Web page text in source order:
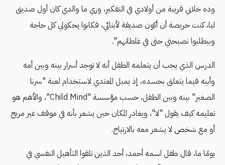
وده خلاني قريبة من أولادي في التفكير، وزي ما والدي كان أول صديق
ليا، كنت حريصة أن أكون صديقة لأبنائي، فكانوا يحكولي كل حاجة
وبيطلبوا نصيحتي حتى في غلطاتهم".
الدرس الذي يجب أن يتعلمه الطفل أنه لا توجد أسرار بينه وبين أمه
وأبيه فيما يتعلق بجسده، إذ يميل المعتدي لاستخدام لعبة "سرنا
الصغير" بينه وبين الطفل، حسب مؤسسة "Child Mind"، والأهم هو
تعليمه كيف يقول "لا"، ويغادر المكان حين يشعر بأنه في موقف غير مريح
أو مع شخص لا يشعر معه بالارتياح.
يومًا ما، قال طفل اسمه أحمد، أحد الذين تلقوا التأهيل النفسي في